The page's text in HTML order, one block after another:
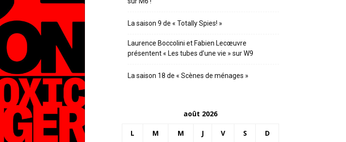
La saison 9 de « Totally Spies! »
Laurence Boccolini et Fabien Lecœuvre
présentent « Les tubes d’une vie » sur W9
La saison 18 de « Scènes de ménages »
août 2026
L M M J V S D